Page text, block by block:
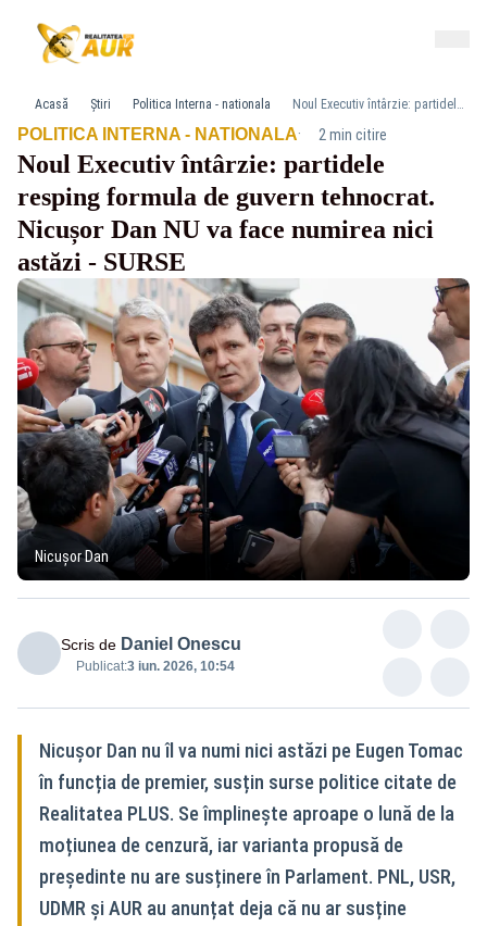
Acasă Știri Politica Interna - nationala Noul Executiv întârzie: partidele resping formula de guvern tehnocrat. Nicușor Dan NU va face numirea nici astăzi - SURSE
POLITICA INTERNA - NATIONALA· 2 min citire
Noul Executiv întârzie: partidele
resping formula de guvern tehnocrat.
Nicușor Dan NU va face numirea nici
astăzi - SURSE
Nicușor Dan
Scris de Daniel Onescu
Publicat:3 iun. 2026, 10:54
Nicușor Dan nu îl va numi nici astăzi pe Eugen Tomac
în funcția de premier, susțin surse politice citate de
Realitatea PLUS. Se împlinește aproape o lună de la
moțiunea de cenzură, iar varianta propusă de
președinte nu are susținere în Parlament. PNL, USR,
UDMR și AUR au anunțat deja că nu ar susține